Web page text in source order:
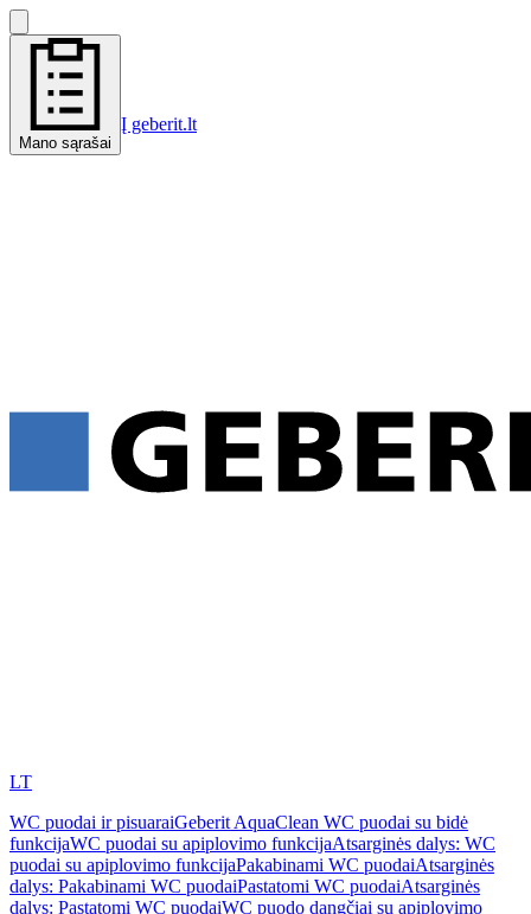
Mano sąrašai
Į geberit.lt
LT
WC puodai ir pisuaraiGeberit AquaClean WC puodai su bidė
funkcijaWC puodai su apiplovimo funkcijaAtsarginės dalys: WC
puodai su apiplovimo funkcijaPakabinami WC puodaiAtsarginės
dalys: Pakabinami WC puodaiPastatomi WC puodaiAtsarginės
dalys: Pastatomi WC puodaiWC puodo dangčiai su apiplovimo